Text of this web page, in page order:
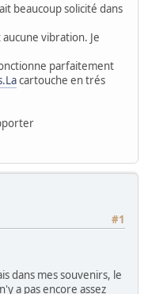
beaucoup solicité dans
vibration. Je
parfaitement
cartouche en trés
#1
dans mes souvenirs, le
a pas encore assez